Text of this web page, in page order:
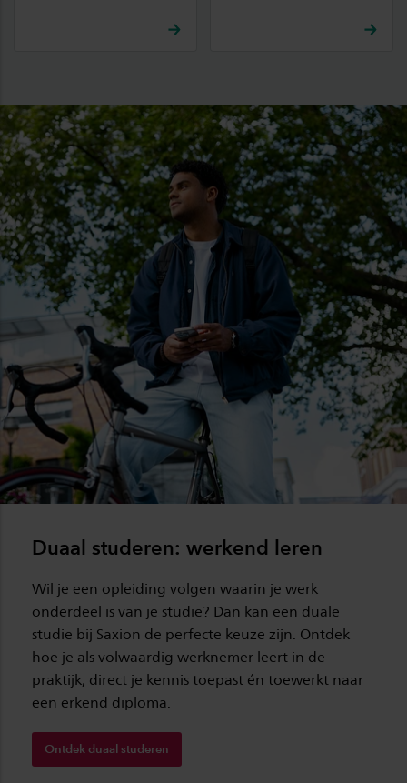
Duaal studeren: werkend leren
Wil je een opleiding volgen waarin je werk
onderdeel is van je studie? Dan kan een duale
studie bij Saxion de perfecte keuze zijn. Ontdek
hoe je als volwaardig werknemer leert in de
praktijk, direct je kennis toepast én toewerkt naar
een erkend diploma.
Ontdek duaal studeren